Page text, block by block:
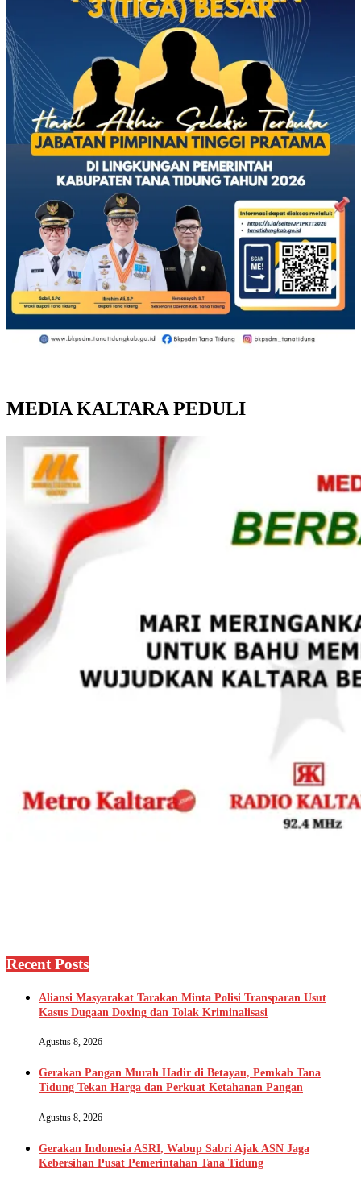
MEDIA KALTARA PEDULI
Recent Posts
Aliansi Masyarakat Tarakan Minta Polisi Transparan Usut
Kasus Dugaan Doxing dan Tolak Kriminalisasi
Agustus 8, 2026
Gerakan Pangan Murah Hadir di Betayau, Pemkab Tana
Tidung Tekan Harga dan Perkuat Ketahanan Pangan
Agustus 8, 2026
Gerakan Indonesia ASRI, Wabup Sabri Ajak ASN Jaga
Kebersihan Pusat Pemerintahan Tana Tidung